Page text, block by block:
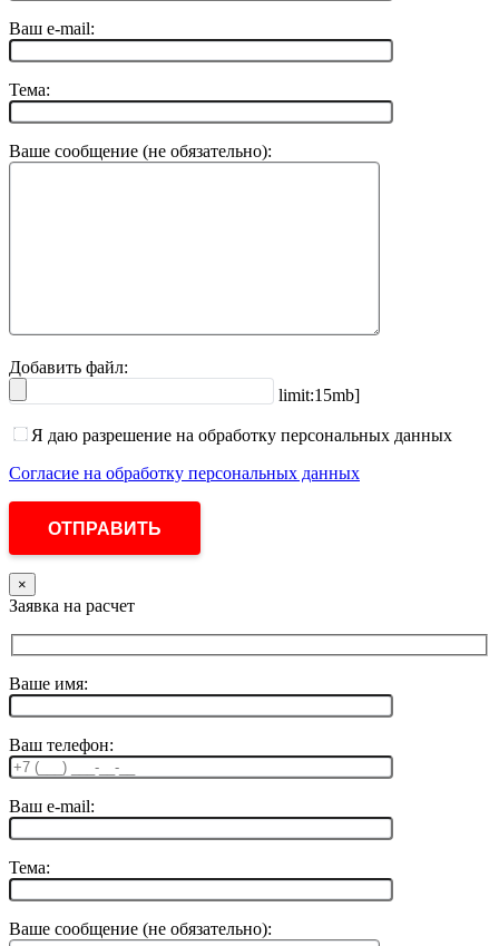
Ваш e-mail:
Тема:
Ваше сообщение (не обязательно):
Добавить файл:
limit:15mb]
Я даю разрешение на обработку персональных данных
Согласие на обработку персональных данных
×
Заявка на расчет
Ваше имя:
Ваш телефон:
Ваш e-mail:
Тема:
Ваше сообщение (не обязательно):